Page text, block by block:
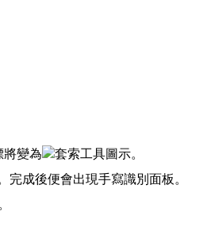
將變為
套索工具圖示。
成後便會出現手寫識別面板。